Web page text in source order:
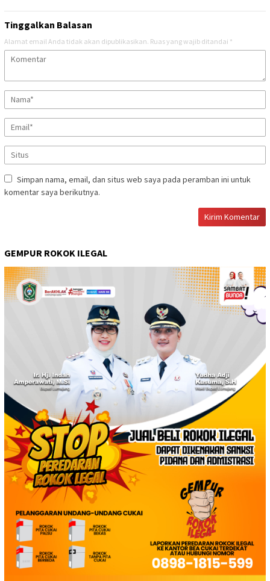
Tinggalkan Balasan
Alamat email Anda tidak akan dipublikasikan. Ruas yang wajib ditandai *
Simpan nama, email, dan situs web saya pada peramban ini untuk
komentar saya berikutnya.
GEMPUR ROKOK ILEGAL